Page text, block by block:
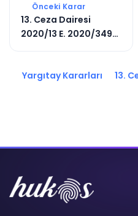
Önceki Karar
13. Ceza Dairesi
2020/13 E. 2020/3498
Yargıtay Kararları 13.